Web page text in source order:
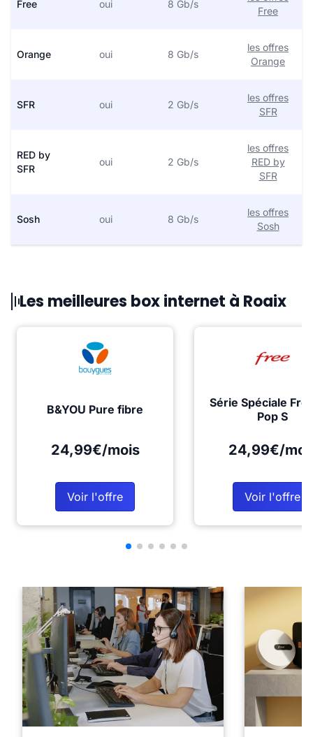
Free oui 8 Gb/s
Free
Orange oui 8 Gb/s
les offres
Orange
SFR oui 2 Gb/s
les offres
SFR
RED by
SFR
oui 2 Gb/s
les offres
RED by
SFR
Sosh oui 8 Gb/s
les offres
Sosh
Les meilleures box internet à Roaix
B&YOU Pure fibre
24,99€/mois
Voir l'offre
Série Spéciale
Pop S
24,99€/
Voir l'offre